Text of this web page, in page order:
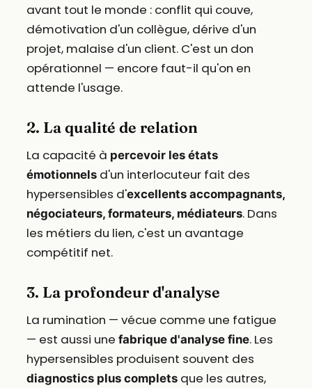
avant tout le monde : conflit qui couve,
démotivation d'un collègue, dérive d'un
projet, malaise d'un client. C'est un don
opérationnel — encore faut-il qu'on en
attende l'usage.
2. La qualité de relation
La capacité à percevoir les états
émotionnelsd'un interlocuteur fait des
hypersensibles d'excellents accompagnants,
négociateurs, formateurs, médiateurs. Dans
les métiers du lien, c'est un avantage
compétitif net.
3. La profondeur d'analyse
La rumination — vécue comme une fatigue
— est aussi une fabrique d'analyse fine. Les
hypersensibles produisent souvent des
diagnostics plus completsque les autres,